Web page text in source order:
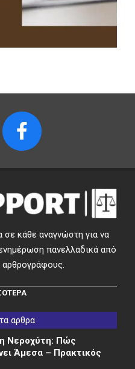
σε κάθε αναγνώστη για να
πανελλαδικά από
αρθρογράφους.
αρθρα
Νεροχύτη: Πώς
Άμεσα – Πρακτικός